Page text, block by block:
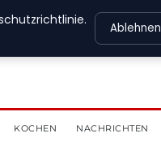
KOCHEN NACHRICHTEN
Ablehnen